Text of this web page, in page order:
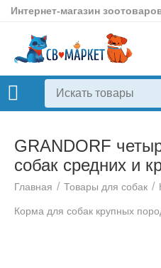
Интернет-магазин
GRANDORF
собак средних и
Главная / Товары для собак /
Корма для собак крупных